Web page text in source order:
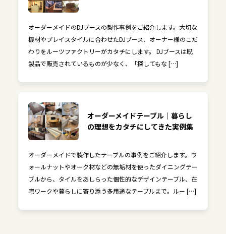
オーダーメイドのDJブースの製作事例をご紹介します。大切な
機材やプレイスタイルに合わせたDJブース、オーナー様のこだ
わりをルーツファクトリーがカタチにします。 DJブースは既
製品で販売されているものが少なく、「探してもな […]
オーダーメイドテーブル｜暮らし
の理想をカタチにしてきた実例集
オーダーメイドで製作したテーブルの事例をご紹介します。ウ
ォールナットやオーク材などの無垢材を使ったダイニングテー
ブルから、タイルをあしらった個性的なデザインテーブル、在
宅ワークや暮らしに寄り添う多用途なテーブルまで。ルー […]